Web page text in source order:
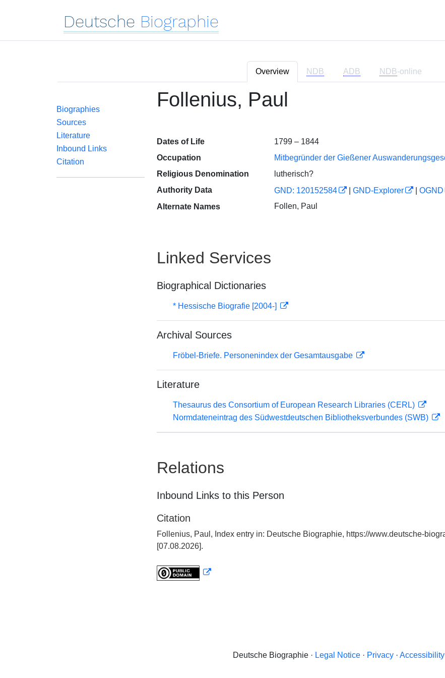
Deutsche Biographie
Overview NDB ADB NDB-online
Biographies
Sources
Literature
Inbound Links
Citation
Follenius, Paul
Dates of Life
1799 – 1844
Occupation
Mitbegründer der Gießener
Religious Denomination
lutherisch?
Authority Data
GND: 120152584 GND-Explorer OGND
Alternate Names
Follen, Paul
Linked Services
Biographical Dictionaries
* Hessische Biografie [2004-]
Archival Sources
Fröbel-Briefe. Personenindex der Gesamtausgabe
Literature
Thesaurus des Consortium of European Research Libraries (CERL)
Normdateneintrag des Südwestdeutschen Bibliotheksverbundes (SWB)
Relations
Inbound Links to this Person
Citation
Follenius, Paul, Index entry in: Deutsche Biographie, https://www.deutsche-
[07.08.2026].
Deutsche Biographie · Legal Notice · Privacy · Accessibility